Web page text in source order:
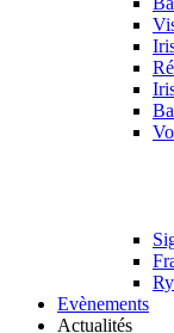
Evènements
Actualités